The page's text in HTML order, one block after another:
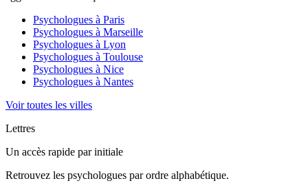
Psychologues à Paris
Psychologues à Marseille
Psychologues à Lyon
Psychologues à Toulouse
Psychologues à Nice
Psychologues à Nantes
Voir toutes les villes
Lettres
Un accès rapide par initiale
Retrouvez les psychologues par ordre alphabétique.